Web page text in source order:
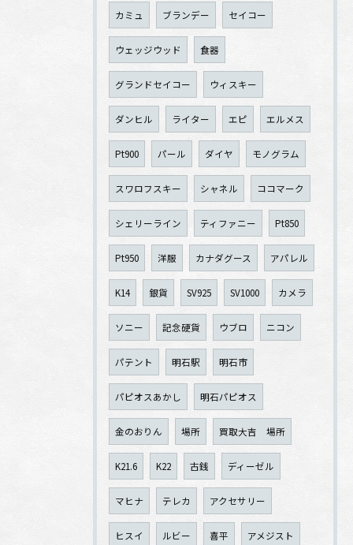
カミュ ブランデー セイコー
ウェッジウッド 食器
グランドセイコー ウィスキー
ダンヒル ライター エピ エルメス
Pt900 パール ダイヤ モノグラム
スワロフスキー シャネル ココマーク
シェリーライン ティファニー Pt850
Pt950 洋服 カナダグース アパレル
K14 銀貨 SV925 SV1000 カメラ
ソニー 記念硬貨 ウブロ ニコン
パテント 明石駅 明石市
パピオスあかし 明石パピオス
金のおりん 場所 買取大吉 場所
K21.6 K22 古銭 ディーゼル
マヒナ テレカ アクセサリー
ヒスイ ルビー 喜平 アメジスト